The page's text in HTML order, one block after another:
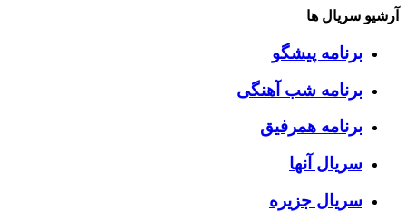
آرشیو سریال ها
برنامه پیشگو
برنامه شب آهنگی
برنامه همرفیق
سریال آنها
سریال جزیره